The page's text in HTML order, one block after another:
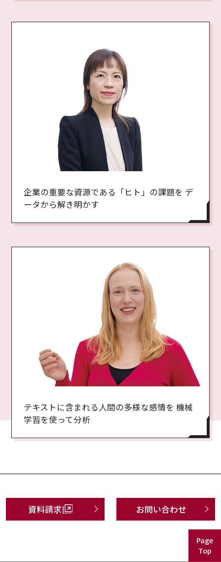
企業の重要な資源である「ヒト」の課題を デ
ータから解き明かす
テキストに含まれる人間の多様な感情を 機械
学習を使って分析
資料請求 お問い合わせ
Page
Top